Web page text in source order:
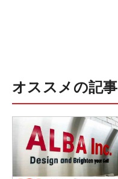
オススメの記事